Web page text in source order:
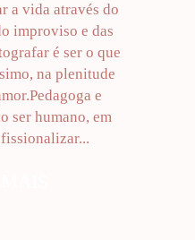
a vida através do
improviso e das
é ser o que
na plenitude
e
ser humano, em